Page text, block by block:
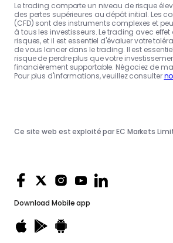
Le trading comporte un niveau de risque
des pertes supérieures au dépôt initial. Les
(CFD) sont des instruments complexes et
à tous les investisseurs. Le trading avec effet
risques, et il est essentiel d'évaluer votre
de vous lancer dans le trading. Il est
risque de perdre plus que votre
financièrement supportable. Négociez de
Pour plus d'informations, veuillez consulter
Download Mobile app
Ce site web est exploité par EC Markets